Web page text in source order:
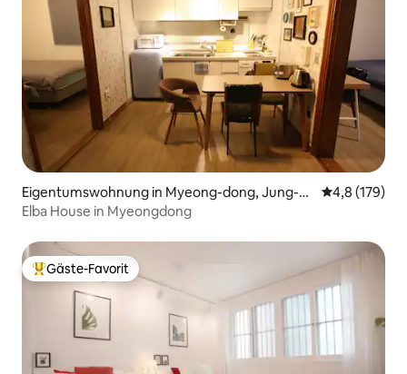
Eigentumswohnung in Myeong-dong, Jung-g
u
4,8 (179)
Elba House in Myeongdong
Beliebter Gäste-Favorit.
Gäste-Favorit